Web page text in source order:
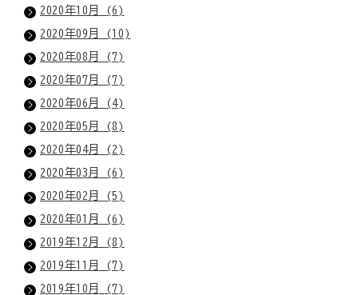
2020年10月 (6)
2020年09月 (10)
2020年08月 (7)
2020年07月 (7)
2020年06月 (4)
2020年05月 (8)
2020年04月 (2)
2020年03月 (6)
2020年02月 (5)
2020年01月 (6)
2019年12月 (8)
2019年11月 (7)
2019年10月 (7)